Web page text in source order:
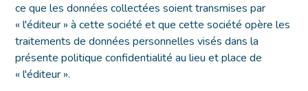
ce que les données collectées soient transmises par
« l'éditeur » à cette société et que cette société opère les
traitements de données personnelles visés dans la
présente politique confidentialité au lieu et place de
« l'éditeur ».